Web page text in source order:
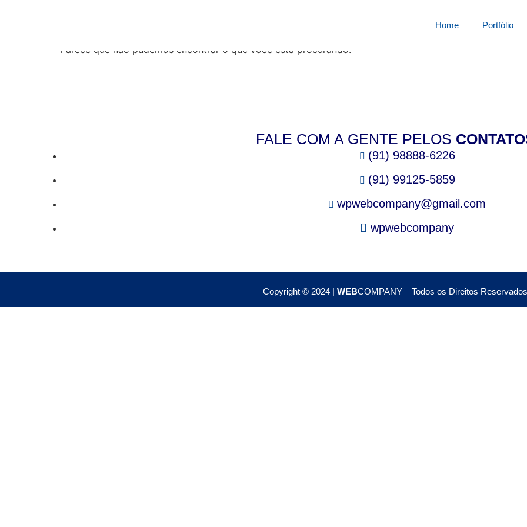
Home Portfólio
Parece que não pudemos encontrar o que você está procurando.
FALE COM A GENTE PELOS
(91) 98888-6226
(91) 99125-5859
wpwebcompany@gmail.com
wpwebcompany
Copyright © 2024 | WEBCOMPANY – Todos os Direitos Reservados